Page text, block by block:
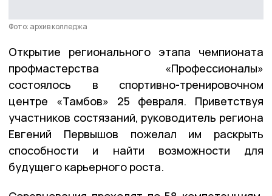
Фото: архив колледжа
Открытие регионального этапа чемпионата
профмастерства «Профессионалы»
состоялось в спортивно-тренировочном
центре «Тамбов» 25 февраля. Приветствуя
участников состязаний, руководитель региона
Евгений Первышов пожелал им раскрыть
способности и найти возможности для
будущего карьерного роста.